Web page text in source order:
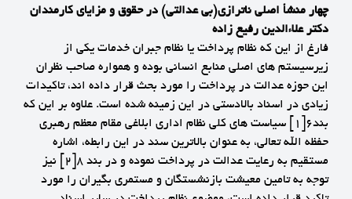
چهار منشأ اصلی ناترازی(بی عدالتی) در حقوق و مزایای کارمندان
دکتر علاءالدین رفیع زاده
فارغ از این که نظام پرداخت یا نظام جبران خدمات یکی از
زیرسیستم های اصلی منابع انسانی بوده و همواره صاحب نظران
این حوزه عدالت در پرداخت را مورد بحث قرار داده اند، تاکیدات
زیادی در اسناد بالادستی در این زمینه شده است. علاوه بر این که
بند6 [1]
سیاست های کلی نظام اداری ابلاغی مقام معظم رهبری
حفظه الله تعالی، به عنوان بالاترین سند در این رابطه، اشاره
مستقیم به رعایت عدالت در پرداخت نموده و در بند 8
[2]
نیز
توجه به تامین معیشت بازنشستگان و مستمری بگیران را مورد